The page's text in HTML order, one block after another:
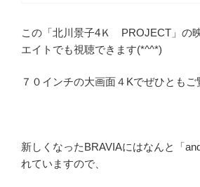
この「北川景子4Ｋ PROJECT」の
エイトでも視聴できます(*^^*)
７０インチの大画面４Kでぜひとも
新しくなったBRAVIAにはなんと「
れていますので、